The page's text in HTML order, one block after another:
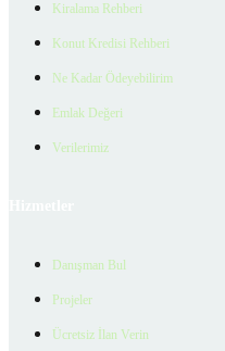
Kiralama Rehberi
Konut Kredisi Rehberi
Ne Kadar Ödeyebilirim
Emlak Değeri
Verilerimiz
Danışman Bul
Projeler
Ücretsiz İlan Verin